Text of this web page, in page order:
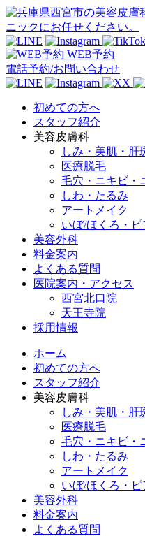
WEB予約
電話予約/お問い合わせ
初めての方へ
スタッフ紹介
美容皮膚科
しみ・美肌・肝
医療脱毛
毛穴・ニキビ・
しわ・たるみ
アートメイク
いぼ/ほくろ・
美容外科
料金案内
よくある質問
医院案内・アクセス
西宮北口院
天王寺院
採用情報
ホーム
初めての方へ
スタッフ紹介
美容皮膚科
しみ・美肌・肝
医療脱毛
毛穴・ニキビ・
しわ・たるみ
アートメイク
いぼ/ほくろ・
美容外科
料金案内
よくある質問